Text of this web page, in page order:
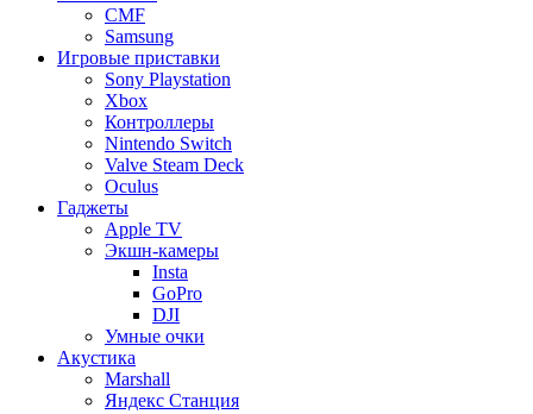
CMF
Samsung
Игровые приставки
Sony Playstation
Xbox
Контроллеры
Nintendo Switch
Valve Steam Deck
Oculus
Гаджеты
Apple TV
Экшн-камеры
Insta
GoPro
DJI
Умные очки
Акустика
Marshall
Яндекс Станция